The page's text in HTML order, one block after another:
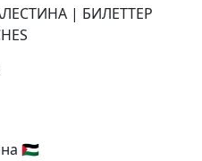
| БИЛЕТТЕР
🇵🇸